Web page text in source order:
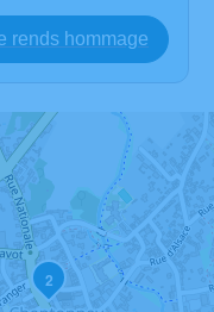
rends hommage
2